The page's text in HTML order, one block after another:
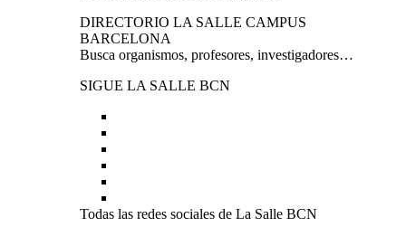
DIRECTORIO LA SALLE CAMPUS
BARCELONA
Busca organismos, profesores, investigadores…
SIGUE LA SALLE BCN
Todas las redes sociales de La Salle BCN